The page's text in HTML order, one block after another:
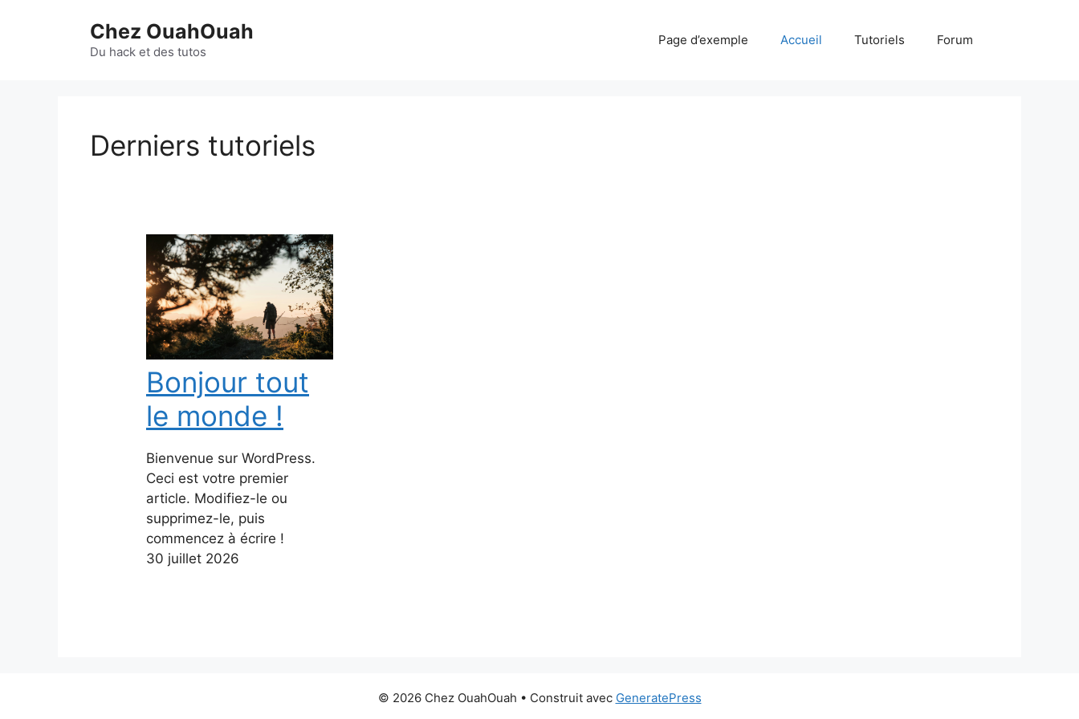
Chez OuahOuah
Du hack et des tutos
Page d’exemple Accueil Tutoriels Forum
Derniers tutoriels
Bonjour tout
le monde !
Bienvenue sur WordPress.
Ceci est votre premier
article. Modifiez-le ou
supprimez-le, puis
commencez à écrire !
30 juillet 2026
© 2026 Chez OuahOuah • Construit avec GeneratePress